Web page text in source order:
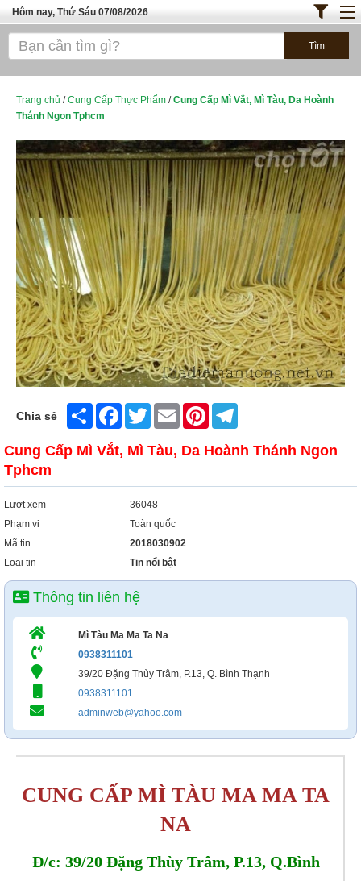
Hôm nay, Thứ Sáu 07/08/2026
Trang chủ
Bánh - Đồ Ăn Vặt
TOP QUÁN ĂN
ĐỊA ĐIỂM ĂN UỐNG HÀ NỘI
Trang chủ /Cung Cấp Thực Phẩm /Cung Cấp Mì Vắt, Mì Tàu, Da Hoành
Thánh Ngon Tphcm
Chia sẻ Share FacebookTwitter Email Pinterest
Cung Cấp Mì Vắt, Mì Tàu, Da Hoành Thánh Ngon
Tphcm
Lượt xem
36048
Phạm vi
Toàn quốc
Mã tin
2018030902
Loại tin
Tin nổi bật
Thông tin liên hệ
Mì Tàu Ma Ma Ta Na
0938311101
39/20 Đặng Thùy Trâm, P.13, Q. Bình Thạnh
0938311101
adminweb@yahoo.com
CUNG CẤP MÌ TÀU MA MA TA
NA
Đ/c: 39/20 Đặng Thùy Trâm, P.13, Q.Bình